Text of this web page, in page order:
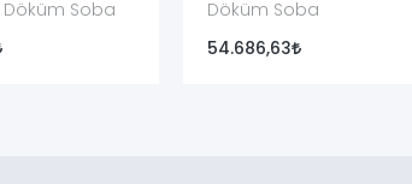
Döküm Soba
Döküm Soba
54.686,63